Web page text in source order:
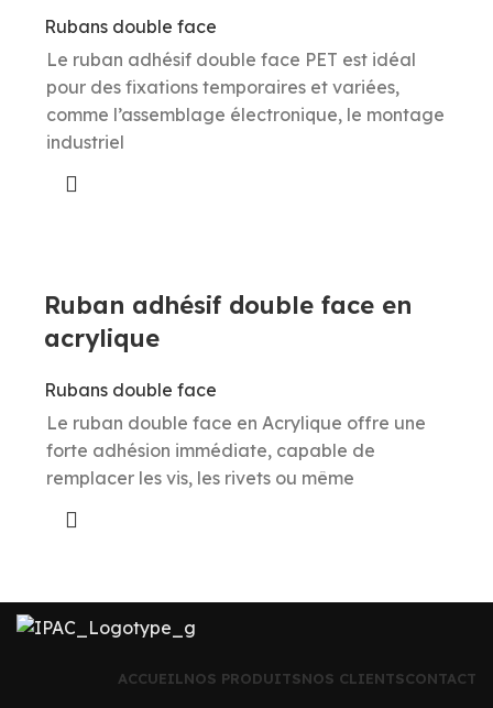
Rubans double face
Le ruban adhésif double face PET est idéal
pour des fixations temporaires et variées,
comme l’assemblage électronique, le montage
industriel
Ruban adhésif double face en
acrylique
Rubans double face
Le ruban double face en Acrylique offre une
forte adhésion immédiate, capable de
remplacer les vis, les rivets ou même
ACCUEILNOS PRODUITSNOS CLIENTSCONTACT